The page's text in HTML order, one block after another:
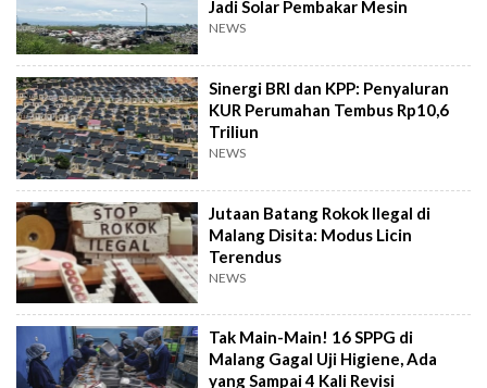
Jadi Solar Pembakar Mesin
NEWS
Sinergi BRI dan KPP: Penyaluran
KUR Perumahan Tembus Rp10,6
Triliun
NEWS
Jutaan Batang Rokok Ilegal di
Malang Disita: Modus Licin
Terendus
NEWS
Tak Main-Main! 16 SPPG di
Malang Gagal Uji Higiene, Ada
yang Sampai 4 Kali Revisi